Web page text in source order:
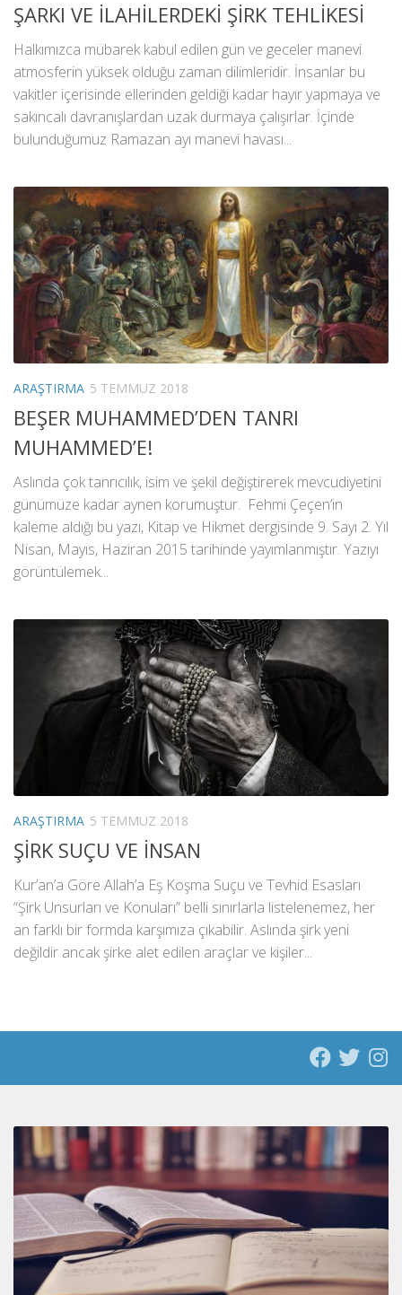
ŞARKI VE İLAHİLERDEKİ ŞİRK TEHLİKESİ
Halkımızca mübarek kabul edilen gün ve geceler manevi
atmosferin yüksek olduğu zaman dilimleridir. İnsanlar bu
vakitler içerisinde ellerinden geldiği kadar hayır yapmaya ve
sakıncalı davranışlardan uzak durmaya çalışırlar. İçinde
bulunduğumuz Ramazan ayı manevi havası...
ARAŞTIRMA 5 TEMMUZ 2018
BEŞER MUHAMMED’DEN TANRI
MUHAMMED’E!
Aslında çok tanrıcılık, isim ve şekil değiştirerek mevcudiyetini
günümüze kadar aynen korumuştur. Fehmi Çeçen’in
kaleme aldığı bu yazı, Kitap ve Hikmet dergisinde 9. Sayı 2. Yıl
Nisan, Mayıs, Haziran 2015 tarihinde yayımlanmıştır. Yazıyı
görüntülemek...
ARAŞTIRMA 5 TEMMUZ 2018
ŞİRK SUÇU VE İNSAN
Kur’an’a Göre Allah’a Eş Koşma Suçu ve Tevhid Esasları
“Şirk Unsurları ve Konuları” belli sınırlarla listelenemez, her
an farklı bir formda karşımıza çıkabilir. Aslında şirk yeni
değildir ancak şirke alet edilen araçlar ve kişiler...